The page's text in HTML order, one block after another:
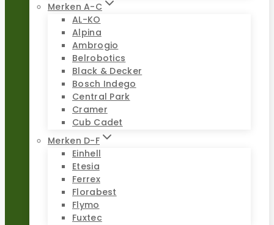
Merken A-C
AL-KO
Alpina
Ambrogio
Belrobotics
Black & Decker
Bosch Indego
Central Park
Cramer
Cub Cadet
Merken D-F
Einhell
Etesia
Ferrex
Florabest
Flymo
Fuxtec